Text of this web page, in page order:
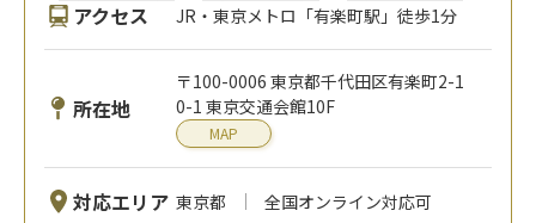
アクセス JR・東京メトロ「有楽町駅」徒歩1分
所在地
〒100-0006 東京都千代田区有楽町2-1
0-1 東京交通会館10F
MAP
対応エリア 東京都 全国オンライン対応可